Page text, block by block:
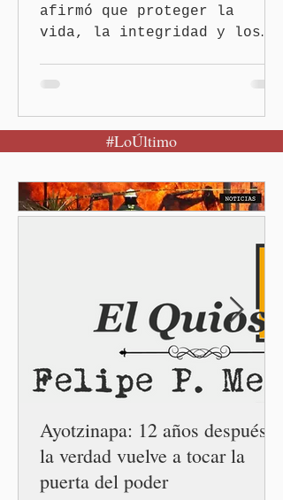
afirmó que proteger la
vida, la integridad y los
Puebla, Pue.-Cuando una
mujer encuentra un lugar
también recupera la
esperanza de vivir sin
Igualdad, Bienestar, Redes,
Emancipación) número 62 y
la Casa Carmen Serdán
número 25 en el estado, la
cuarta en la c
#LoÚltimo
Ayotzinapa: 12 años después,
la verdad vuelve a tocar la
puerta del poder